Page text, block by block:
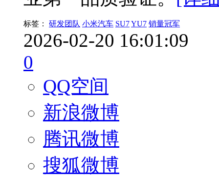
标签： 研发团队 小米汽车 SU7YU7 销量冠军
2026-02-20 16:01:09
0
QQ空间
新浪微博
腾讯微博
搜狐微博